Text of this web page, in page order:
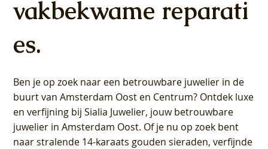
vakbekwame reparati
es.
Ben je op zoek naar een betrouwbare juwelier in de
buurt van Amsterdam Oost en Centrum? Ontdek luxe
en verfijning bij Sialia Juwelier, jouw betrouwbare
juwelier in Amsterdam Oost. Of je nu op zoek bent
naar stralende 14-karaats gouden sieraden, verfijnde